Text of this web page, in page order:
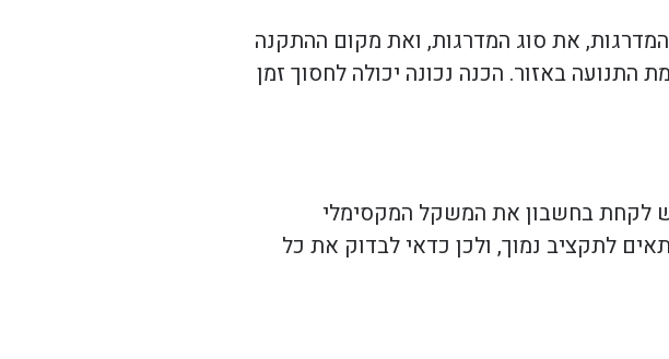
את סוג המדרגות, ואת מקום ההתקנה
באזור. הכנה נכונה יכולה לחסוך זמן
לקחת בחשבון את המשקל המקסימלי
לתקציב נמוך, ולכן כדאי לבדוק את כל